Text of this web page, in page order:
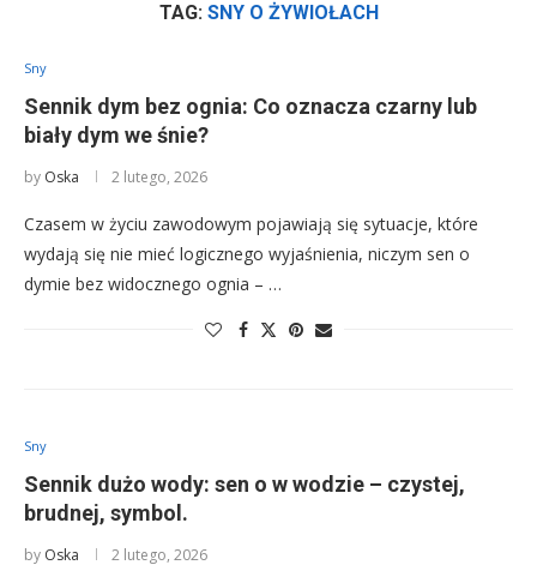
TAG: SNY O ŻYWIOŁACH
Sny
Sennik dym bez ognia: Co oznacza czarny lub
biały dym we śnie?
by Oska 2 lutego, 2026
Czasem w życiu zawodowym pojawiają się sytuacje, które
wydają się nie mieć logicznego wyjaśnienia, niczym sen o
dymie bez widocznego ognia – …
Sny
Sennik dużo wody: sen o w wodzie – czystej,
brudnej, symbol.
by Oska 2 lutego, 2026